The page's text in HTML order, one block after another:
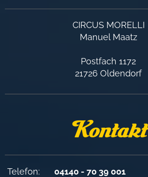
CIRCUS MORELLI
Manuel Maatz
Postfach 1172
21726 Oldendorf
Kontakt
Telefon: 04140 - 70 39 001